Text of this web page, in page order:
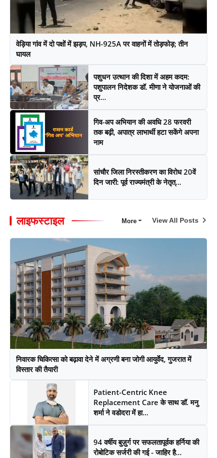
वेड़िया गांव में दो पक्षों में झड़प, NH-925A पर वाहनों में तोड़फोड़; तीन
घायल
पशुधन उत्थान की दिशा में अहम कदम:
पशुपालन निदेशक डॉ. मीणा ने योजनाओं की
प्र...
गिव-अप अभियान की अवधि 28 फरवरी
तक बढ़ी, अपात्र लाभार्थी हटा सकेंगे अपना
नाम
सांचौर जिला निरस्तीकरण का विरोध 20वें
दिन जारी: पूर्व राज्यमंत्री के नेतृत्...
लाइफस्टाइल More View All Posts
निवारक चिकित्सा को बढ़ावा देने में अग्रणी बना जोगी आयुर्वेद, गुजरात में
विस्तार की तैयारी
Patient-Centric Knee
Replacement Care के साथ डॉ. मनु
शर्मा ने वडोदरा में हा...
94 वर्षीय बुज़ुर्ग पर सफलतापूर्वक हर्निया की
रोबोटिक सर्जरी की गई - जाहिर है...